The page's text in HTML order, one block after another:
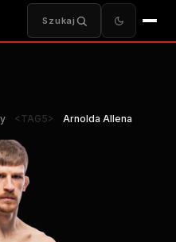
Szukaj
<TAG5> Arnolda Allena